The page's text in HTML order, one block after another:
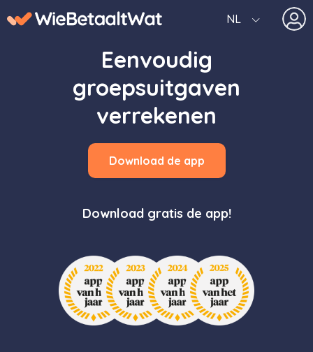
NL
Eenvoudig
groepsuitgaven
verrekenen
Download de app
Download gratis de app!